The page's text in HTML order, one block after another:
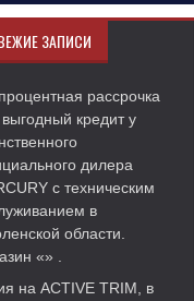
ЗАПИСИ
рассрочка
кредит у
дилера
с техническим
в
области.
«» .
на ACTIVE TRIM, в